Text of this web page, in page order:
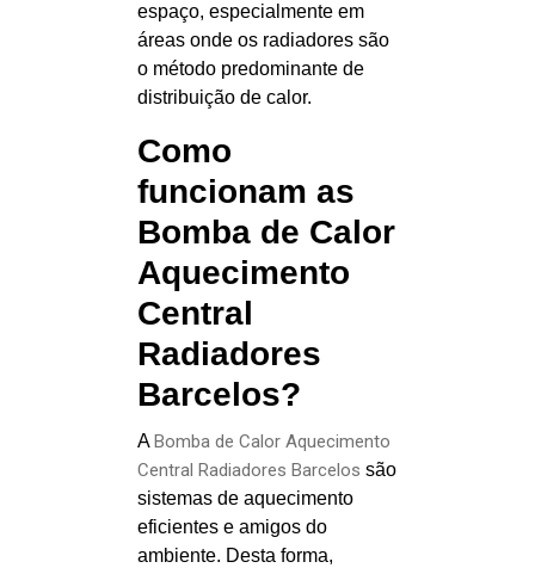
espaço, especialmente em
áreas onde os radiadores são
o método predominante de
distribuição de calor.
Como
funcionam as
Bomba de Calor
Aquecimento
Central
Radiadores
Barcelos?
ABomba de Calor Aquecimento
Central Radiadores Barcelos são
sistemas de aquecimento
eficientes e amigos do
ambiente. Desta forma,